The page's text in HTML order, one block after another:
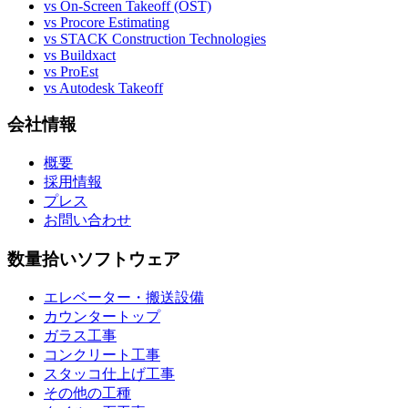
vs On-Screen Takeoff (OST)
vs Procore Estimating
vs STACK Construction Technologies
vs Buildxact
vs ProEst
vs Autodesk Takeoff
会社情報
概要
採用情報
プレス
お問い合わせ
数量拾いソフトウェア
エレベーター・搬送設備
カウンタートップ
ガラス工事
コンクリート工事
スタッコ仕上げ工事
その他の工種